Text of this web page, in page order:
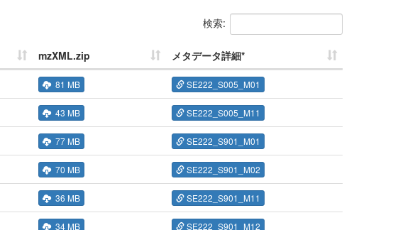
検索:
mzXML.zip
メタデータ詳細*
81 MB SE222_S005_M01
43 MB SE222_S005_M11
77 MB SE222_S901_M01
70 MB SE222_S901_M02
36 MB SE222_S901_M11
34 MB SE222_S901_M12